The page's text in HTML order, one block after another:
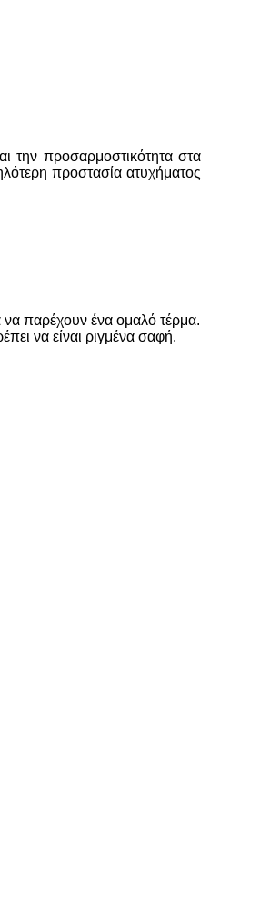
την προσαρμοστικότητα στα
προστασία ατυχήματος
να παρέχουν ένα ομαλό τέρμα.
να είναι ριγμένα σαφή.